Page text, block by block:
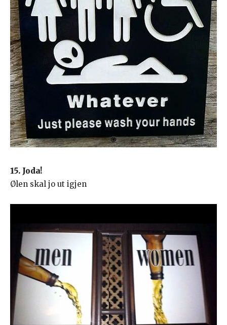
15. Joda!
Ølen skal jo ut igjen